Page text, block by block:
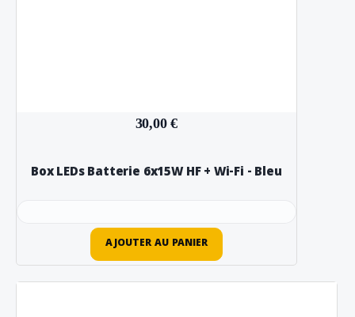
30,00 €
Box LEDs Batterie 6x15W HF + Wi-Fi - Bleu
AJOUTER AU PANIER